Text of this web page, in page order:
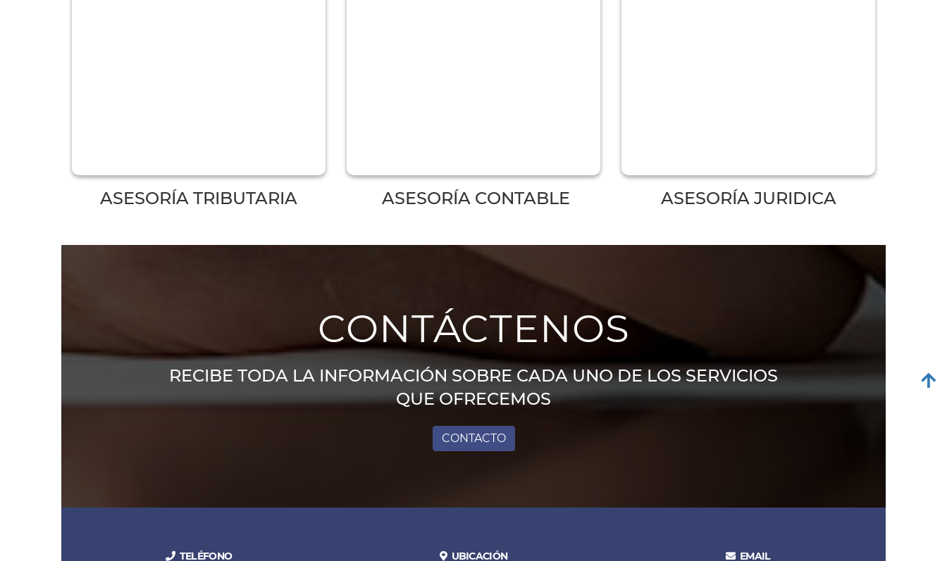
ASESORÍA TRIBUTARIA ASESORÍA CONTABLE ASESORÍA JURIDICA
CONTÁCTENOS
RECIBE TODA LA INFORMACIÓN SOBRE CADA UNO DE LOS SERVICIOS
QUE OFRECEMOS
CONTACTO
TELÉFONO UBICACIÓN EMAIL